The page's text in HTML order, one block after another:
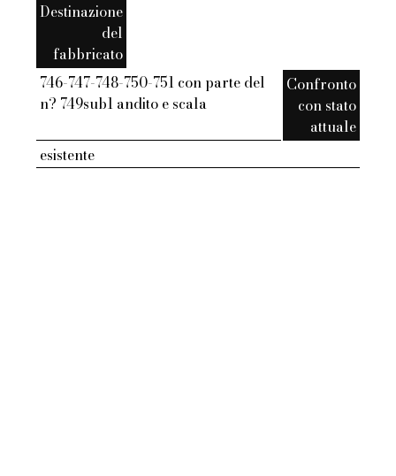
Destinazione
del
fabbricato
746-747-748-750-751 con parte del
n? 749sub1 andito e scala
Confronto
con stato
attuale
esistente